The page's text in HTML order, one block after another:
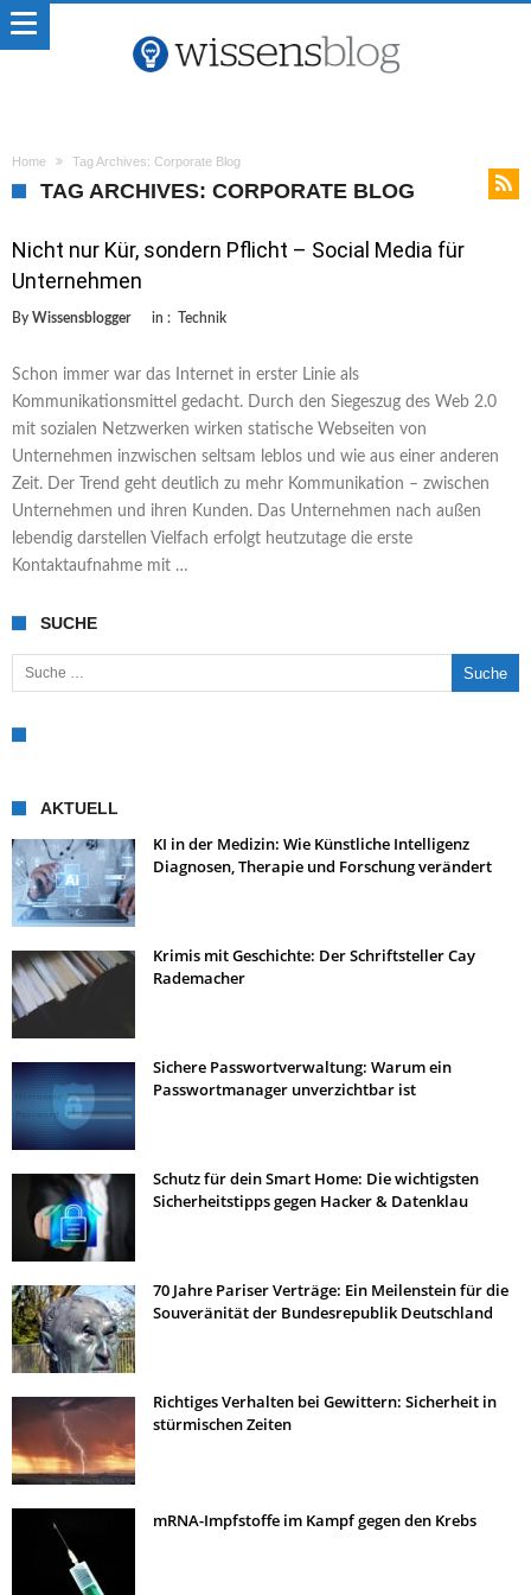
Home Tag Archives: Corporate Blog
TAG ARCHIVES: CORPORATE BLOG
Nicht nur Kür, sondern Pflicht – Social Media für
Unternehmen
By Wissensblogger in : Technik
Schon immer war das Internet in erster Linie als
Kommunikationsmittel gedacht. Durch den Siegeszug des Web 2.0
mit sozialen Netzwerken wirken statische Webseiten von
Unternehmen inzwischen seltsam leblos und wie aus einer anderen
Zeit. Der Trend geht deutlich zu mehr Kommunikation – zwischen
Unternehmen und ihren Kunden. Das Unternehmen nach außen
lebendig darstellen Vielfach erfolgt heutzutage die erste
Kontaktaufnahme mit …
SUCHE
Suche nach:
AKTUELL
KI in der Medizin: Wie Künstliche Intelligenz
Diagnosen, Therapie und Forschung verändert
Krimis mit Geschichte: Der Schriftsteller Cay
Rademacher
Sichere Passwortverwaltung: Warum ein
Passwortmanager unverzichtbar ist
Schutz für dein Smart Home: Die wichtigsten
Sicherheitstipps gegen Hacker & Datenklau
70 Jahre Pariser Verträge: Ein Meilenstein für die
Souveränität der Bundesrepublik Deutschland
Richtiges Verhalten bei Gewittern: Sicherheit in
stürmischen Zeiten
mRNA-Impfstoffe im Kampf gegen den Krebs